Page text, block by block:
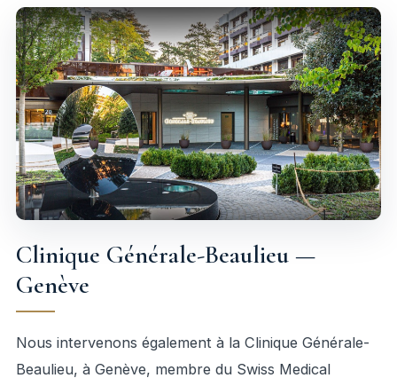
Clinique Générale-Beaulieu —
Genève
Nous intervenons également à la Clinique Générale-
Beaulieu, à Genève, membre du Swiss Medical